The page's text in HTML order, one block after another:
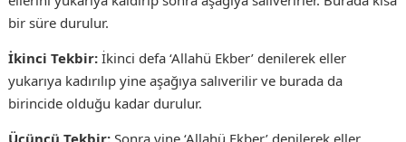
bir süre durulur.
İkinci Tekbir:İkinci defa ‘Allahü Ekber’ denilerek eller
yukarıya kadırılıp yine aşağıya salıverilir ve burada da
birincide olduğu kadar durulur.